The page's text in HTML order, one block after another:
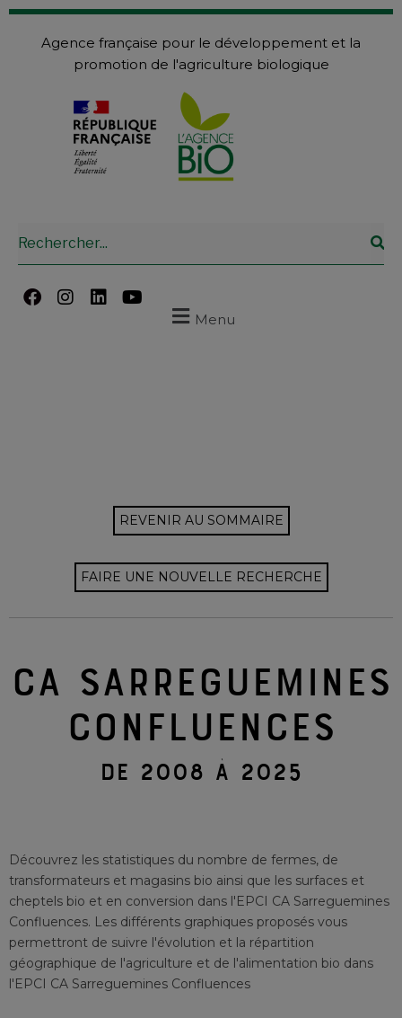
Agence française pour le développement et la
promotion de l'agriculture biologique
Menu
REVENIR AU SOMMAIRE
FAIRE UNE NOUVELLE RECHERCHE
CA SARREGUEMINES
CONFLUENCES
DE 2008 À 2025
Découvrez les statistiques du nombre de fermes, de
transformateurs et magasins bio ainsi que les surfaces et
cheptels bio et en conversion dans l'EPCI CA Sarreguemines
Confluences. Les différents graphiques proposés vous
permettront de suivre l'évolution et la répartition
géographique de l'agriculture et de l'alimentation bio dans
l'EPCI CA Sarreguemines Confluences